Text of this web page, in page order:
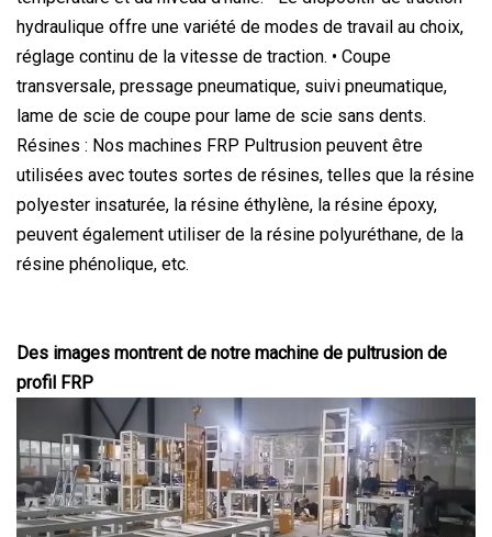
hydraulique offre une variété de modes de travail au choix,
réglage continu de la vitesse de traction. • Coupe
transversale, pressage pneumatique, suivi pneumatique,
lame de scie de coupe pour lame de scie sans dents.
Résines : Nos machines FRP Pultrusion peuvent être
utilisées avec toutes sortes de résines, telles que la résine
polyester insaturée, la résine éthylène, la résine époxy,
peuvent également utiliser de la résine polyuréthane, de la
résine phénolique, etc.
Des images montrent de notre machine de pultrusion de
profil FRP